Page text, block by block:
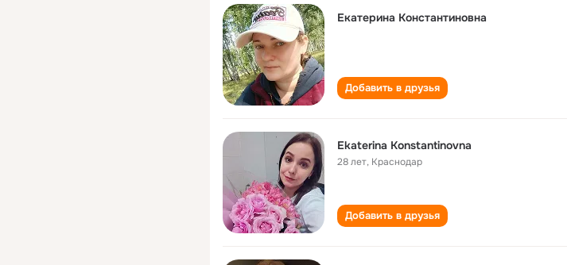
Екатерина Константиновна
Добавить в друзья
Ekaterina Konstantinovna
28 лет, Краснодар
Добавить в друзья